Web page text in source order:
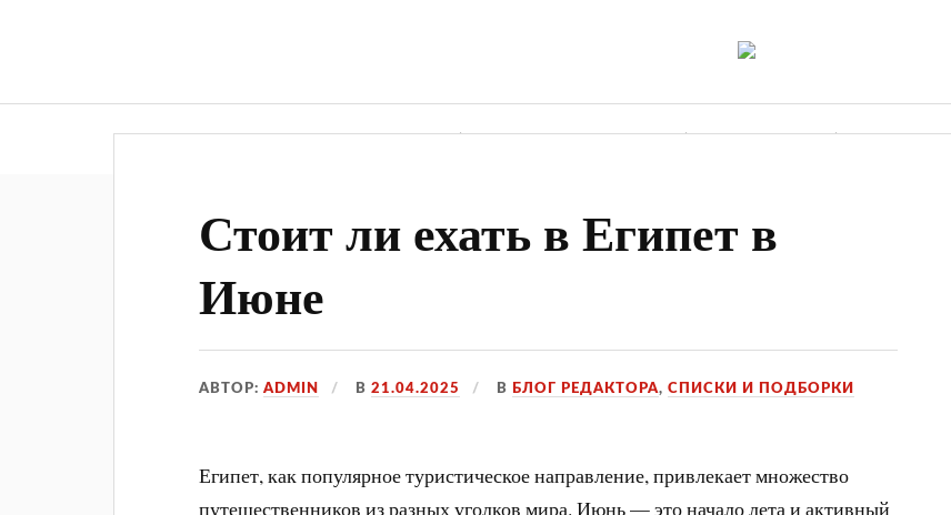
Главная Где Бронировать Отели? Промокоды От Редакции
Стоит ли ехать в Египет в
Июне
АВТОР:ADMIN В21.04.2025 В БЛОГ РЕДАКТОРА,СПИСКИ И ПОДБОРКИ
Египет, как популярное туристическое направление, привлекает множество
путешественников из разных уголков мира. Июнь — это начало лета и активный